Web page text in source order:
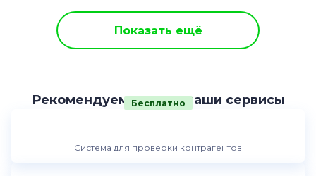
Показать ещё
Рекомендуем другие наши сервисы
Бесплатно
Система для проверки контрагентов